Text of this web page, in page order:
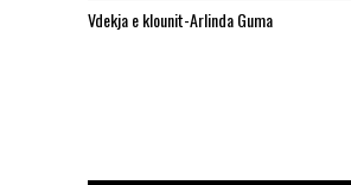
Vdekja e klounit-Arlinda Guma